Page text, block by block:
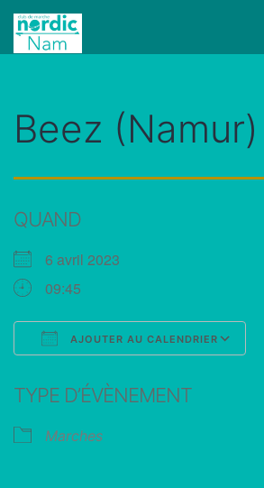
Aller
NordicNam
Beez (Namur)
QUAND
6 avril 2023
09:45
AJOUTER AU CALENDRIER
TYPE D’ÉVÈNEMENT
Marches